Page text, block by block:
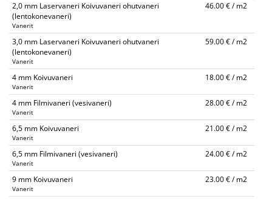
2,0 mm Laservaneri Koivuvaneri ohutvaneri
(lentokonevaneri)
Vanerit
46.00 € / m2
3,0 mm Laservaneri Koivuvaneri ohutvaneri
(lentokonevaneri)
Vanerit
59.00 € / m2
4 mm Koivuvaneri
Vanerit
18.00 € / m2
4 mm Filmivaneri (vesivaneri)
Vanerit
28.00 € / m2
6,5 mm Koivuvaneri
Vanerit
21.00 € / m2
6,5 mm Filmivaneri (vesivaneri)
Vanerit
24.00 € / m2
9 mm Koivuvaneri
Vanerit
23.00 € / m2